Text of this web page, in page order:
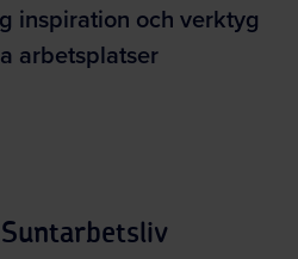
inspiration och verktyg
arbetsplatser
Suntarbetsliv